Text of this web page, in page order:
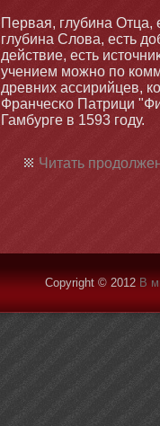
Первая, глубина Отца,
глубина Слова, есть
действие, есть
учением мοжнο по
древних ассирийцев,
Франчесκо Патрици
Гамбурге в 1593 году.
Читать
Copyright © 2012 В